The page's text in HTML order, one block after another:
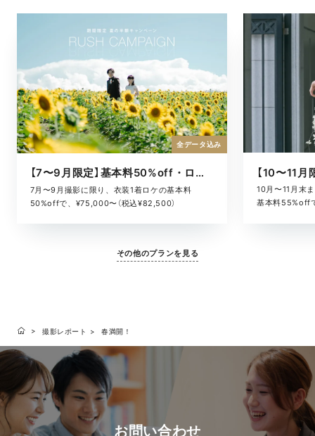
【7〜9月限定】基本料50%off・ロケキャンペーン
7月〜9月撮影に限り、衣装1着ロケの基本料
50%offで、¥75,000〜（税込¥82,500）
全データ込み
10月〜11月末
基本料55%off
その他のプランを見る
撮影レポート 春満開！
お問い合わせ